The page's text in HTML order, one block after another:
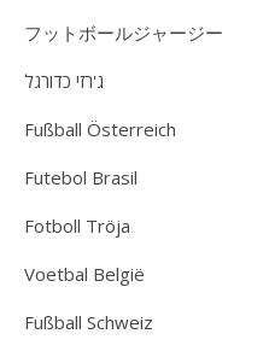
フットボールジャージー
ג'רזי כדורגל
Fußball Österreich
Futebol Brasil
Fotboll Tröja
Voetbal België
Fußball Schweiz